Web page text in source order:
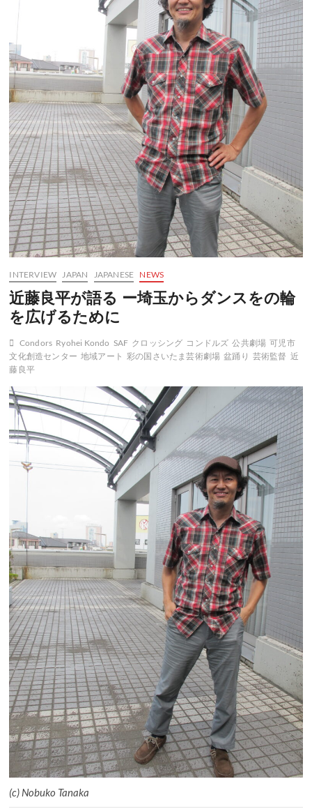
INTERVIEW JAPAN JAPANESE NEWS
近藤良平が語る ー埼玉からダンスをの輪
を広げるために
Condors Ryohei Kondo SAF クロッシング コンドルズ 公共劇場 可児市
文化創造センター 地域アート 彩の国さいたま芸術劇場 盆踊り 芸術監督 近
藤良平
(c) Nobuko Tanaka